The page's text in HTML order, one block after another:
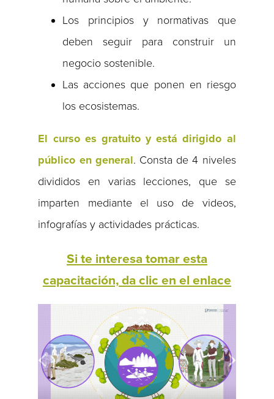
Los principios y normativas que
deben seguir para construir un
negocio sostenible.
Las acciones que ponen en riesgo
los ecosistemas.
El curso es gratuito y está dirigido al
público en general. Consta de 4 niveles
divididos en varias lecciones, que se
imparten mediante el uso de videos,
infografías y actividades prácticas.
Si te interesa tomar esta
capacitación, da clic en el enlace